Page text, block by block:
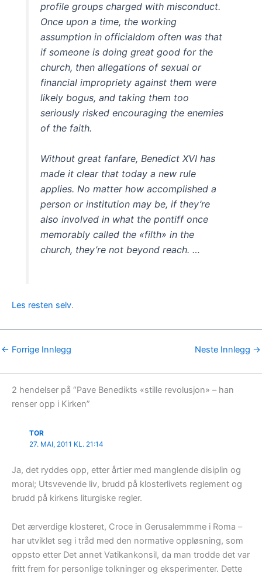
profile groups charged with misconduct.
Once upon a time, the working
assumption in officialdom often was that
if someone is doing great good for the
church, then allegations of sexual or
financial impropriety against them were
likely bogus, and taking them too
seriously risked encouraging the enemies
of the faith.
Without great fanfare, Benedict XVI has
made it clear that today a new rule
applies. No matter how accomplished a
person or institution may be, if they’re
also involved in what the pontiff once
memorably called the «filth» in the
church, they’re not beyond reach. …
Les resten selv.
← Forrige Innlegg Neste Innlegg →
2 hendelser på “Pave Benedikts «stille revolusjon» – han
renser opp i Kirken”
TOR
27. MAI, 2011 KL. 21:14
Ja, det ryddes opp, etter årtier med manglende disiplin og
moral; Utsvevende liv, brudd på klosterlivets reglement og
brudd på kirkens liturgiske regler.
Det ærverdige klosteret, Croce in Gerusalemmme i Roma –
har utviklet seg i tråd med den normative oppløsning, som
oppsto etter Det annet Vatikankonsil, da man trodde det var
fritt frem for personlige tolkninger og eksperimenter. Dette